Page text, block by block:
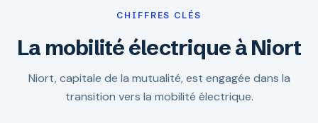
CHIFFRES CLÉS
La mobilité électrique à Niort
Niort, capitale de la mutualité, est engagée dans la
transition vers la mobilité électrique.